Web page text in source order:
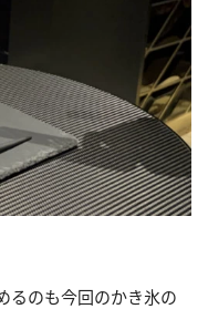
るのも今回のかき氷の